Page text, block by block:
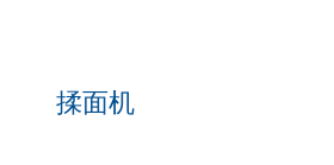
揉面机